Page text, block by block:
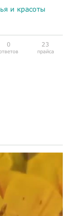
и красоты
0 23
прайса